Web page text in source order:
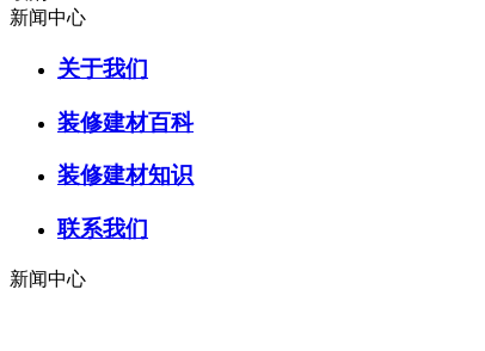
新闻中心
关于我们
装修建材百科
装修建材知识
联系我们
新闻中心